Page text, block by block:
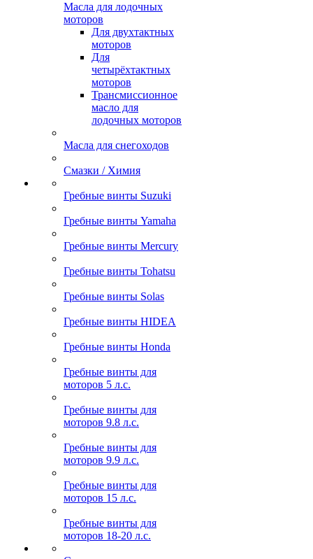
Масла для лодочных
моторов
Для двухтактных
моторов
Для
четырёхтактных
моторов
Трансмиссионное
масло для
лодочных моторов
Масла для снегоходов
Смазки / Химия
Гребные винты Suzuki
Гребные винты Yamaha
Гребные винты Mercury
Гребные винты Tohatsu
Гребные винты Solas
Гребные винты HIDEA
Гребные винты Honda
Гребные винты для
моторов 5 л.с.
Гребные винты для
моторов 9.8 л.с.
Гребные винты для
моторов 9.9 л.с.
Гребные винты для
моторов 15 л.с.
Гребные винты для
моторов 18-20 л.с.